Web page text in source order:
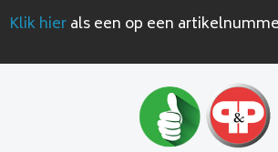
Klik hierals een op een